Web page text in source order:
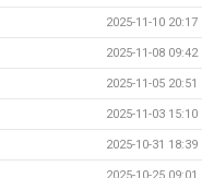
2025-11-10 20:17
2025-11-08 09:42
2025-11-05 20:51
2025-11-03 15:10
2025-10-31 18:39